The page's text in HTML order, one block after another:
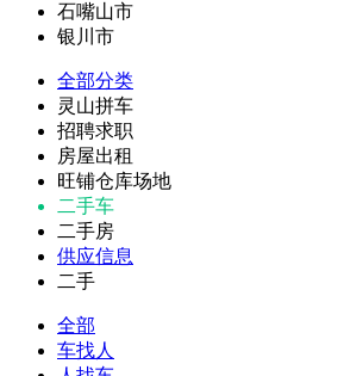
石嘴山市
银川市
全部分类
灵山拼车
招聘求职
房屋出租
旺铺仓库场地
二手车
二手房
供应信息
二手
全部
车找人